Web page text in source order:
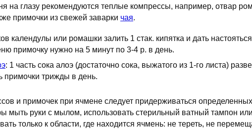
на глазу рекомендуются теплые компрессы, например, отвар
примочки из свежей заварки чая.
календулы или ромашки залить 1 стак. кипятка и дать
примочку нужно на 5 минут по 3-4 р. в день.
: 1 часть сока алоэ (достаточно сока, выжатого из 1-го листа)
примочки трижды в день.
и примочек при ячмене следует придерживаться
мыть руки с мылом, использовать стерильный ватный тампон
только к области, где находится ячмень: не тереть, не